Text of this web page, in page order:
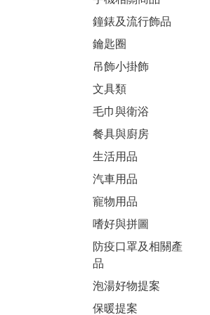
鐘錶及流行飾品
鑰匙圈
吊飾小掛飾
文具類
毛巾與衛浴
餐具與廚房
生活用品
汽車用品
寵物用品
嗜好與拼圖
防疫口罩及相關產
品
泡湯好物提案
保暖提案